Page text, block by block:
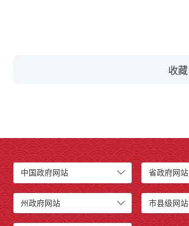
收藏
中国政府网站 省政府网站
州政府网站 市县级网站